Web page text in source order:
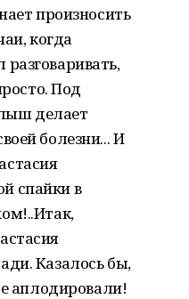
произносить
когда
Под
делает
болезни... И
спайки в
Казалось бы,
аплодировали!